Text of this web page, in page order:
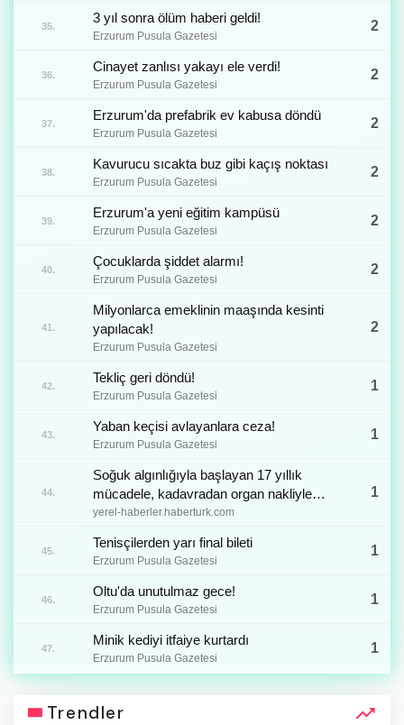
35.
3 yıl sonra ölüm haberi geldi!
Erzurum Pusula Gazetesi
2
36.
Cinayet zanlısı yakayı ele verdi!
Erzurum Pusula Gazetesi
2
37.
Erzurum'da prefabrik ev kabusa döndü
Erzurum Pusula Gazetesi
2
38.
Kavurucu sıcakta buz gibi kaçış noktası
Erzurum Pusula Gazetesi
2
39.
Erzurum'a yeni eğitim kampüsü
Erzurum Pusula Gazetesi
2
40.
Çocuklarda şiddet alarmı!
Erzurum Pusula Gazetesi
2
41.
Milyonlarca emeklinin maaşında kesinti
yapılacak!
Erzurum Pusula Gazetesi
2
42.
Tekliç geri döndü!
Erzurum Pusula Gazetesi
1
43.
Yaban keçisi avlayanlara ceza!
Erzurum Pusula Gazetesi
1
44.
Soğuk algınlığıyla başlayan 17 yıllık
mücadele, kadavradan organ nakliyle
sona erdi
yerel-haberler.haberturk.com
1
45.
Tenisçilerden yarı final bileti
Erzurum Pusula Gazetesi
1
46.
Oltu'da unutulmaz gece!
Erzurum Pusula Gazetesi
1
47.
Minik kediyi itfaiye kurtardı
Erzurum Pusula Gazetesi
1
Trendler